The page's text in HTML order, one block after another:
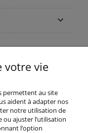
Premium
votre vie
permettent au site
aident à adapter nos
notre utilisation de
ou ajuster l’utilisation
l’option